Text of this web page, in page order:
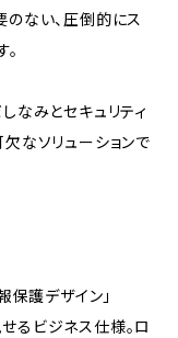
のない、圧倒的にス
なみとセキュリティ
なソリューションで
保護デザイン」
るビジネス仕様。ロ